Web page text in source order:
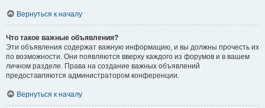
Вернуться к началу
Что такое важные объявления?
Эти объявления содержат важную информацию, и вы должны прочесть их
по возможности. Они появляются вверху каждого из форумов и в вашем
личном разделе. Права на создание важных объявлений
предоставляются администратором конференции.
Вернуться к началу